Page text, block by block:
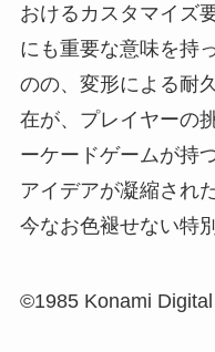
おけるカスタマイズ
にも重要な意味を持
のの、変形による耐
在が、プレイヤーの
ーケードゲームが持
アイデアが凝縮され
今なお色褪せない特
©1985 Konami